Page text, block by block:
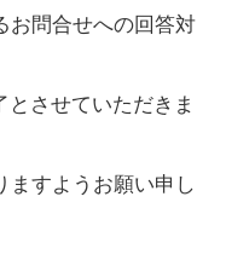
お問合せへの回答対
とさせていただきま
ますようお願い申し